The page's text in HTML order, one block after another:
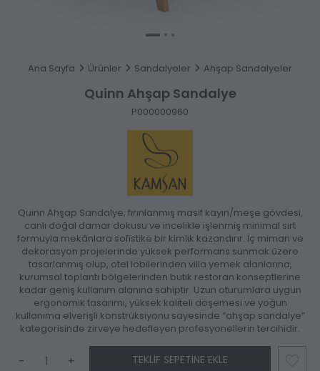
Ana Sayfa Ürünler Sandalyeler Ahşap Sandalyeler
Quinn Ahşap Sandalye
P000000960
Quinn Ahşap Sandalye; fırınlanmış masif kayın/meşe gövdesi,
canlı doğal damar dokusu ve incelikle işlenmiş minimal sırt
formuyla mekânlara sofistike bir kimlik kazandırır. İç mimari ve
dekorasyon projelerinde yüksek performans sunmak üzere
tasarlanmış olup, otel lobilerinden villa yemek alanlarına,
kurumsal toplantı bölgelerinden butik restoran konseptlerine
kadar geniş kullanım alanına sahiptir. Uzun oturumlara uygun
ergonomik tasarımı, yüksek kaliteli döşemesi ve yoğun
kullanıma elverişli konstrüksiyonu sayesinde “ahşap sandalye”
kategorisinde zirveye hedefleyen profesyonellerin tercihidir.
- + TEKLIF SEPETINE EKLE